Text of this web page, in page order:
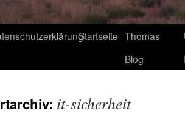
Startseite Thomas
Blog
it-sicherheit